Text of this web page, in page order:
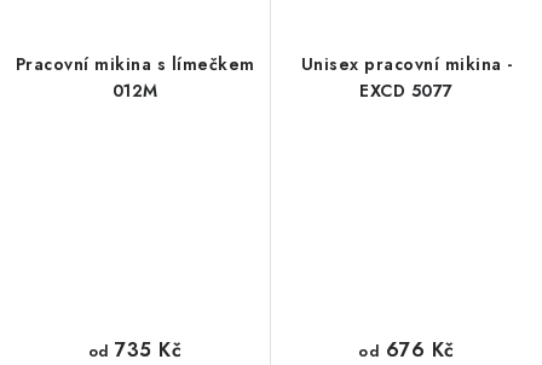
Pracovní mikina s límečkem
012M
od 735 Kč
Unisex pracovní mikina -
EXCD 5077
od 676 Kč